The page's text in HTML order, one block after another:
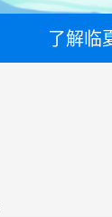
了解临